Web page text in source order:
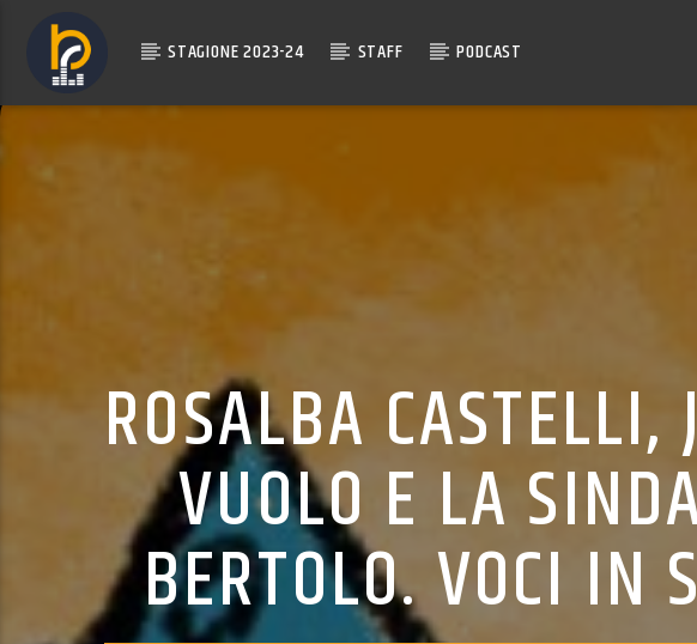
STAGIONE 2023-24 STAFF PODCAST
ROSALBA CASTELLI,
VUOLO E LA
BERTOLO. VOCI